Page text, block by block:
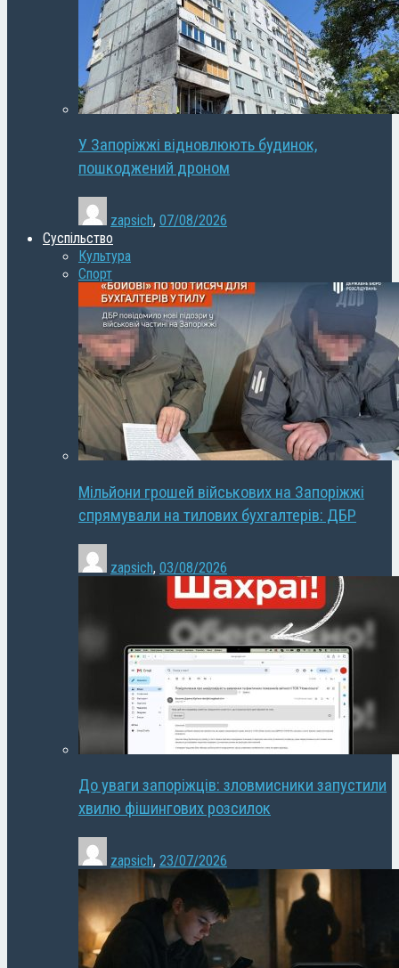
У Запоріжжі відновлюють будинок,
пошкоджений дроном
zapsich, 07/08/2026
Суспільство
Культура
Спорт
Мільйони грошей військових на Запоріжжі
спрямували на тилових бухгалтерів: ДБР
zapsich, 03/08/2026
До уваги запоріжців: зловмисники запустили
хвилю фішингових розсилок
zapsich, 23/07/2026